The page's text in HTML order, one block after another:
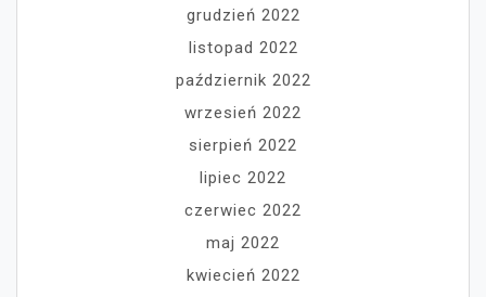
grudzień 2022
listopad 2022
październik 2022
wrzesień 2022
sierpień 2022
lipiec 2022
czerwiec 2022
maj 2022
kwiecień 2022